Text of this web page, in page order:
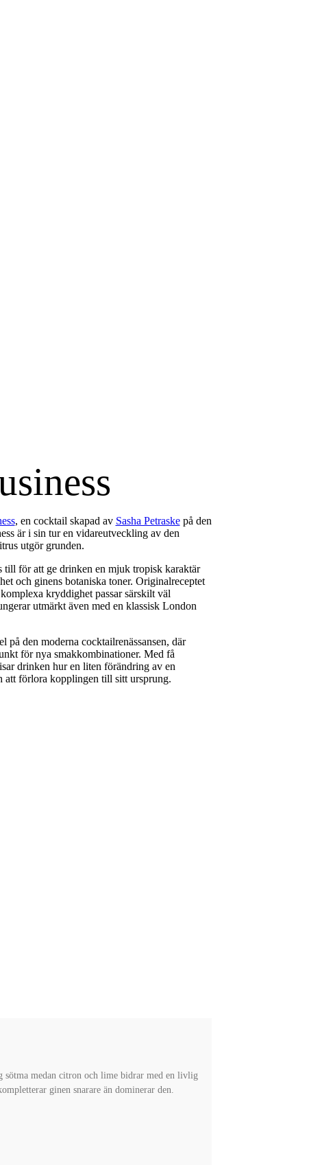
, en cocktail skapad av Sasha Petraskepå den
är i sin tur en vidareutveckling av den
utgör grunden.
för att ge drinken en mjuk tropisk karaktär
och ginens botaniska toner. Originalreceptet
kryddighet passar särskilt väl
utmärkt även med en klassisk London
på den moderna cocktailrenässansen, där
för nya smakkombinationer. Med få
drinken hur en liten förändring av en
att förlora kopplingen till sitt ursprung.
sötma medan citron och lime bidrar med en livlig
ginen snarare än dominerar den.